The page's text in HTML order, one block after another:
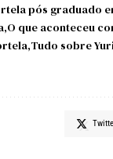
pós graduado
O que aconteceu
Tudo sobre